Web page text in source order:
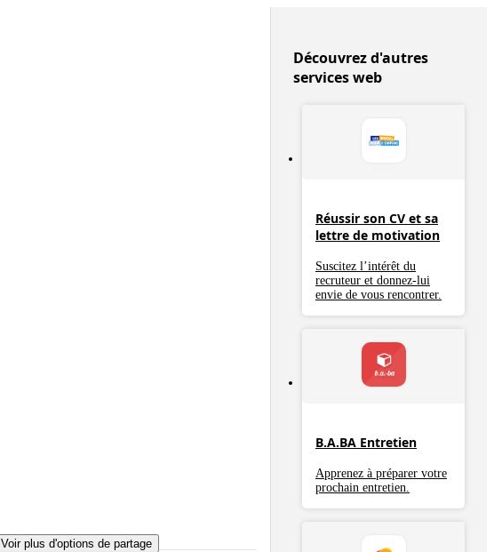
Voir plus d'options de partage
Découvrez d'autres
services web
Réussir son CV et sa
lettre de motivation
Suscitez l’intérêt du
recruteur et donnez-lui
envie de vous rencontrer.
B.A.BA Entretien
Apprenez à préparer votre
prochain entretien.